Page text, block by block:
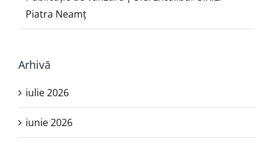
Piatra Neamţ
Arhivă
iulie 2026
iunie 2026